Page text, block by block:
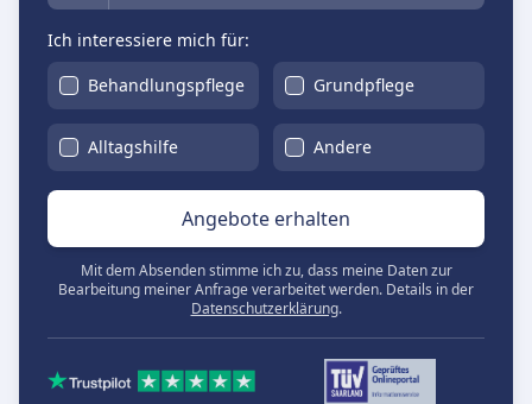
Ich interessiere mich für:
Behandlungspflege
Grundpflege
Alltagshilfe Andere
Angebote erhalten
Mit dem Absenden stimme ich zu, dass meine Daten zur
Bearbeitung meiner Anfrage verarbeitet werden. Details in der
Datenschutzerklärung.